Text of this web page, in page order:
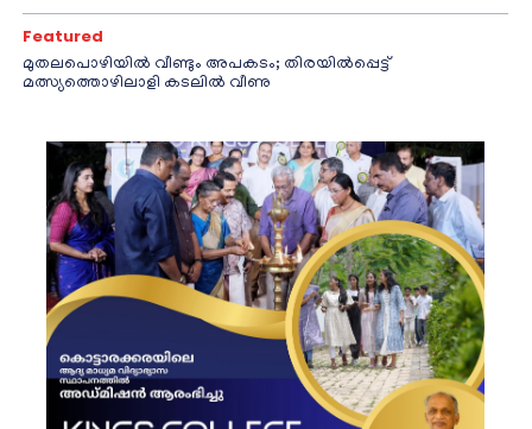
Featured
മുതലപൊഴിയിൽ വീണ്ടും അപകടം; തിരയിൽപ്പെട്ട്
മത്സ്യത്തൊഴിലാളി കടലിൽ വീണു